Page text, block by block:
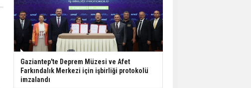
Bilim kurgu
gerçekleşiyor...
Dondurulmuş insanları
hayata döndürecek keşif
Gaziantep'te Deprem Müzesi ve Afet
Farkındalık Merkezi için işbirliği protokolü
imzalandı